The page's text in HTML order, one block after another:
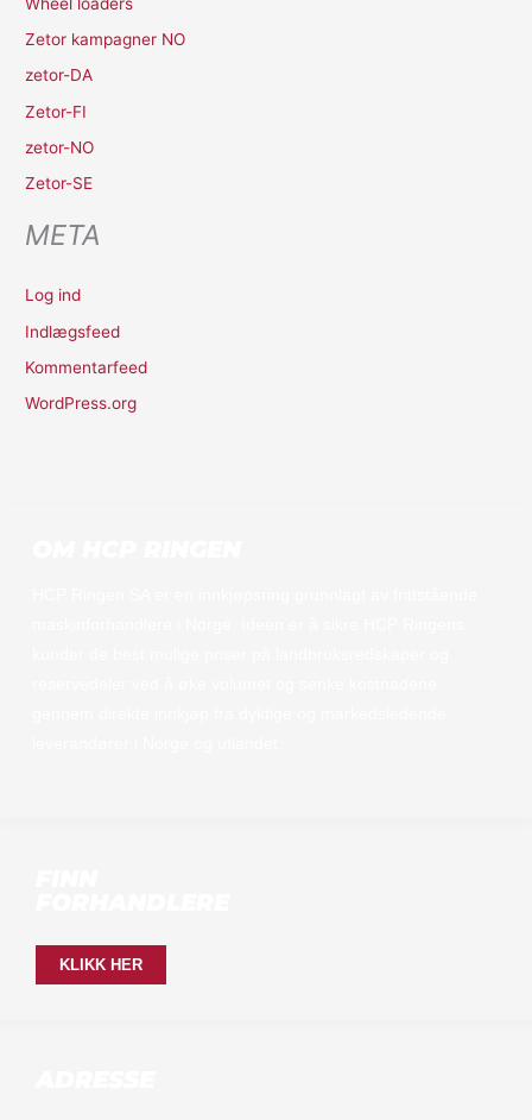
Zetor kampagner NO
zetor-DA
Zetor-FI
zetor-NO
Zetor-SE
META
Log ind
Indlægsfeed
Kommentarfeed
WordPress.org
KLIKK HER